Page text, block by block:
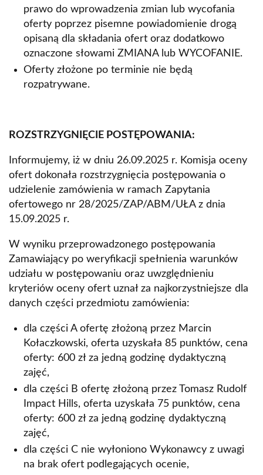
prawo do wprowadzenia zmian lub wycofania
oferty poprzez pisemne powiadomienie drogą
opisaną dla składania ofert oraz dodatkowo
oznaczone słowami ZMIANA lub WYCOFANIE.
Oferty złożone po terminie nie będą
rozpatrywane.
ROZSTRZYGNIĘCIE POSTĘPOWANIA:
Informujemy, iż w dniu 26.09.2025 r. Komisja oceny
ofert dokonała rozstrzygnięcia postępowania o
udzielenie zamówienia w ramach Zapytania
ofertowego nr 28/2025/ZAP/ABM/UŁA z dnia
15.09.2025 r.
W wyniku przeprowadzonego postępowania
Zamawiający po weryfikacji spełnienia warunków
udziału w postępowaniu oraz uwzględnieniu
kryteriów oceny ofert uznał za najkorzystniejsze dla
danych części przedmiotu zamówienia:
dla części A ofertę złożoną przez Marcin
Kołaczkowski, oferta uzyskała 85 punktów, cena
oferty: 600 zł za jedną godzinę dydaktyczną
zajęć,
dla części B ofertę złożoną przez Tomasz Rudolf
Impact Hills, oferta uzyskała 75 punktów, cena
oferty: 600 zł za jedną godzinę dydaktyczną
zajęć,
dla części C nie wyłoniono Wykonawcy z uwagi
na brak ofert podlegających ocenie,